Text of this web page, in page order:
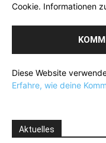
Cookie. Informationen
Diese Website
Erfahre, wie deine
Aktuelles